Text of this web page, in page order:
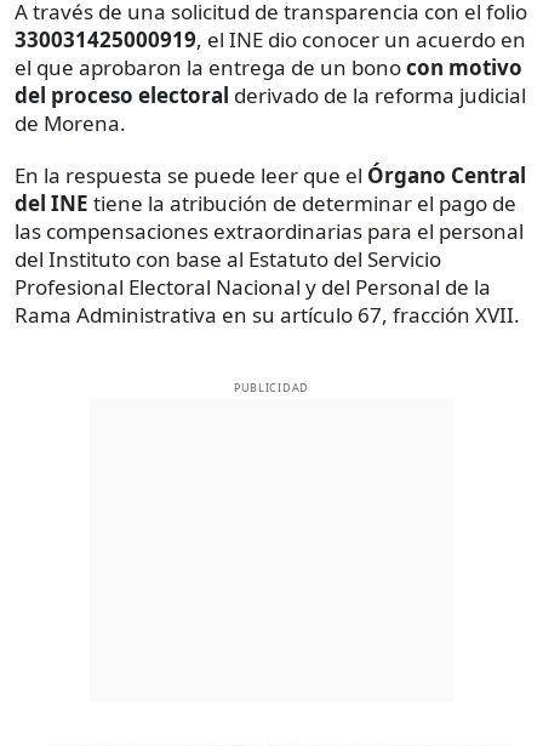
A través de una solicitud de transparencia con el folio
330031425000919, el INE dio conocer un acuerdo en
el que aprobaron la entrega de un bonocon motivo
del proceso electoral derivado de la reforma judicial
de Morena.
En la respuesta se puede leer que el Órgano Central
del INE tiene la atribución de determinar el pago de
las compensaciones extraordinarias para el personal
del Instituto con base al Estatuto del Servicio
Profesional Electoral Nacional y del Personal de la
Rama Administrativa en su artículo 67, fracción XVII.
PUBLICIDAD